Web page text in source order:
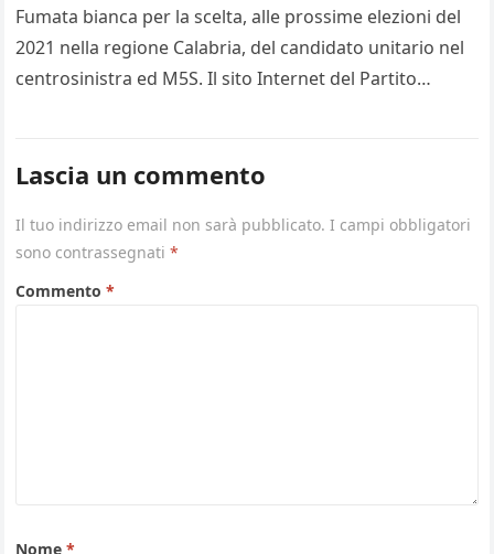
Fumata bianca per la scelta, alle prossime elezioni del
2021 nella regione Calabria, del candidato unitario nel
centrosinistra ed M5S. Il sito Internet del Partito
Lascia un commento
Il tuo indirizzo email non sarà pubblicato. I campi obbligatori
sono contrassegnati*
Commento*
Nome*